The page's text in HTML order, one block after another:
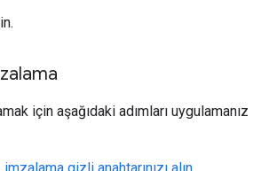
için aşağıdaki adımları uygulamanız